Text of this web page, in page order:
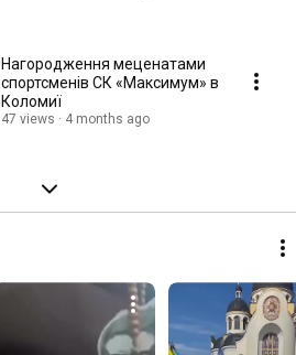
Нагородження меценатами
спортсменів СК «Максимум» в
Коломиї
47 views 4 months ago